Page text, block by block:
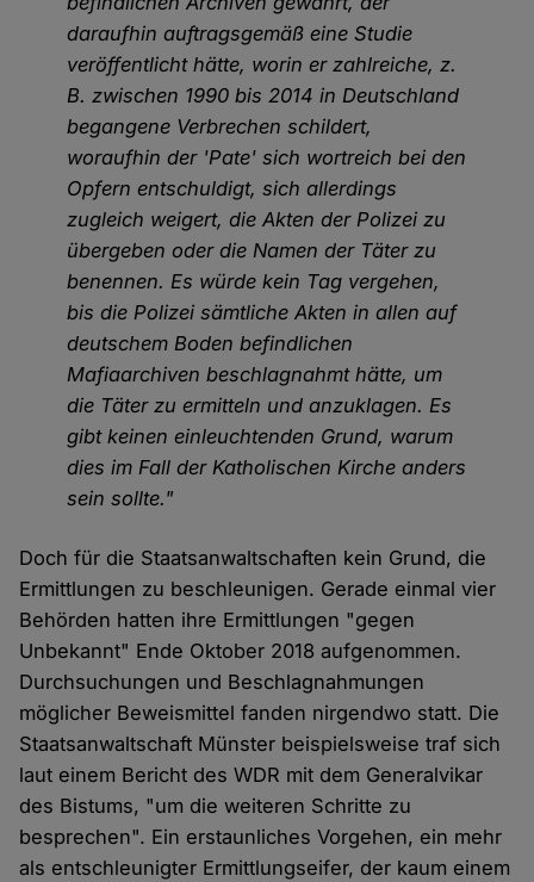
daraufhin auftragsgemäß eine Studie
veröffentlicht hätte, worin er zahlreiche, z.
B. zwischen 1990 bis 2014 in Deutschland
begangene Verbrechen schildert,
woraufhin der 'Pate' sich wortreich bei den
Opfern entschuldigt, sich allerdings
zugleich weigert, die Akten der Polizei zu
übergeben oder die Namen der Täter zu
benennen. Es würde kein Tag vergehen,
bis die Polizei sämtliche Akten in allen auf
deutschem Boden befindlichen
Mafiaarchiven beschlagnahmt hätte, um
die Täter zu ermitteln und anzuklagen. Es
gibt keinen einleuchtenden Grund, warum
dies im Fall der Katholischen Kirche anders
sein sollte."
Doch für die Staatsanwaltschaften kein Grund, die
Ermittlungen zu beschleunigen. Gerade einmal vier
Behörden hatten ihre Ermittlungen "gegen
Unbekannt" Ende Oktober 2018 aufgenommen.
Durchsuchungen und Beschlagnahmungen
möglicher Beweismittel fanden nirgendwo statt. Die
Staatsanwaltschaft Münster beispielsweise traf sich
laut einem Bericht des WDR mit dem Generalvikar
des Bistums, "um die weiteren Schritte zu
besprechen". Ein erstaunliches Vorgehen, ein mehr
als entschleunigter Ermittlungseifer, der kaum einem